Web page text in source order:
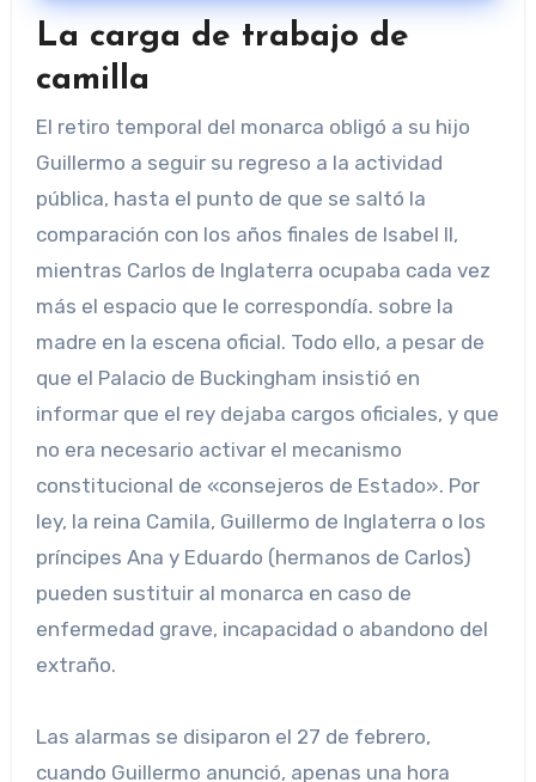
La carga de trabajo de
camilla
El retiro temporal del monarca obligó a su hijo
Guillermo a seguir su regreso a la actividad
pública, hasta el punto de que se saltó la
comparación con los años finales de Isabel II,
mientras Carlos de Inglaterra ocupaba cada vez
más el espacio que le correspondía. sobre la
madre en la escena oficial. Todo ello, a pesar de
que el Palacio de Buckingham insistió en
informar que el rey dejaba cargos oficiales, y que
no era necesario activar el mecanismo
constitucional de «consejeros de Estado». Por
ley, la reina Camila, Guillermo de Inglaterra o los
príncipes Ana y Eduardo (hermanos de Carlos)
pueden sustituir al monarca en caso de
enfermedad grave, incapacidad o abandono del
extraño.
Las alarmas se disiparon el 27 de febrero,
cuando Guillermo anunció, apenas una hora